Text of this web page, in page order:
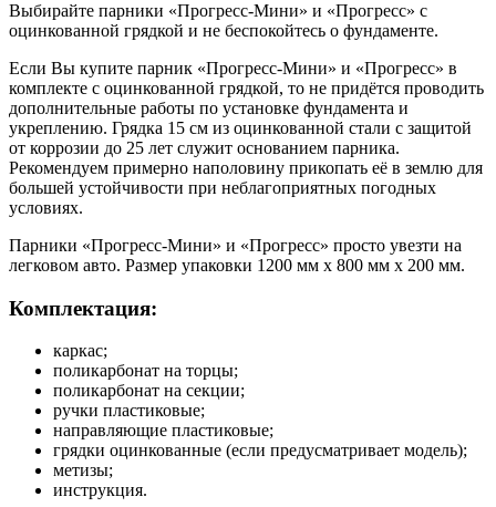
Выбирайте парники «Прогресс-Мини» и «Прогресс» с
оцинкованной грядкой и не беспокойтесь о фундаменте.
Если Вы купите парник «Прогресс-Мини» и «Прогресс» в
комплекте с оцинкованной грядкой, то не придётся проводить
дополнительные работы по установке фундамента и
укреплению. Грядка 15 см из оцинкованной стали с защитой
от коррозии до 25 лет служит основанием парника.
Рекомендуем примерно наполовину прикопать её в землю для
большей устойчивости при неблагоприятных погодных
условиях.
Парники «Прогресс-Мини» и «Прогресс» просто увезти на
легковом авто. Размер упаковки 1200 мм х 800 мм х 200 мм.
Комплектация:
каркас;
поликарбонат на торцы;
поликарбонат на секции;
ручки пластиковые;
направляющие пластиковые;
грядки оцинкованные (если предусматривает модель);
метизы;
инструкция.